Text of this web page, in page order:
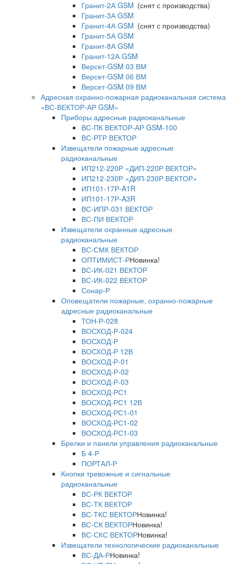
Гранит-2А GSM (снят с производства)
Гранит-3А GSM
Гранит-4А GSM (снят с производства)
Гранит-5А GSM
Гранит-8А GSM
Гранит-12А GSM
Версет-GSM 03 ВМ
Версет-GSM 06 ВМ
Версет-GSM 09 ВМ
Адресная охранно-пожарная радиоканальная система
«ВС-ВЕКТОР-АР GSM»
Приборы адресные радиоканальные
ВС-ПК ВЕКТОР-АР GSM-100
ВС-РТР ВЕКТОР
Извещатели пожарные адресные
радиоканальные
ИП212-220Р «ДИП-220Р ВЕКТОР»
ИП212-230Р «ДИП-230Р ВЕКТОР»
ИП101-17Р-A1R
ИП101-17Р-A3R
ВС-ИПР-031 ВЕКТОР
ВС-ПИ ВЕКТОР
Извещатели охранные адресные
радиоканальные
ВС-СМК ВЕКТОР
ОПТИМИСТ-РНовинка!
ВС-ИК-021 ВЕКТОР
ВС-ИК-022 ВЕКТОР
Сонар-Р
Оповещатели пожарные, охранно-пожарные
адресные радиоканальные
ТОН-Р-028
ВОСХОД-Р-024
ВОСХОД-Р
ВОСХОД-Р 12В
ВОСХОД-Р-01
ВОСХОД-Р-02
ВОСХОД-Р-03
ВОСХОД-РС1
ВОСХОД-РС1 12В
ВОСХОД-РС1-01
ВОСХОД-РС1-02
ВОСХОД-РС1-03
Брелки и панели управления радиоканальные
Б 4-Р
ПОРТАЛ-Р
Кнопки тревожные и сигнальные
радиоканальные
ВС-РК ВЕКТОР
ВС-ТК ВЕКТОР
ВС-ТКС ВЕКТОРНовинка!
ВС-СК ВЕКТОРНовинка!
ВС-СКС ВЕКТОРНовинка!
Извещатели технологические радиоканальные
ВС-ДА-РНовинка!